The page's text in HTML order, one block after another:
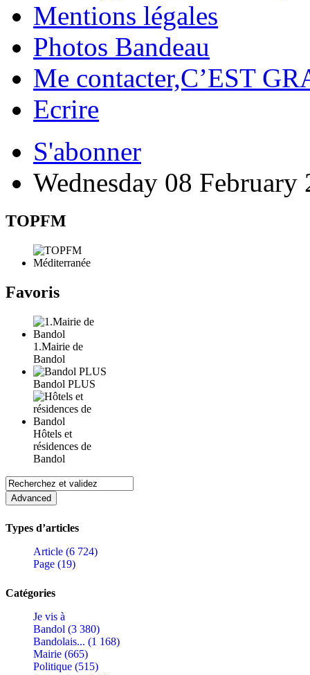
Mentions légales
Photos Bandeau
Me contacter,C’EST
Ecrire
S'abonner
Wednesday 08 February
TOPFM
Favoris
1.Mairie de
Bandol
Bandol PLUS
Hôtels et
résidences de
Bandol
Types d’articles
Article (6 724)
Page (19)
Catégories
Je vis à
Bandol (3 380)
Bandolais... (1 168)
Mairie (665)
Politique (515)